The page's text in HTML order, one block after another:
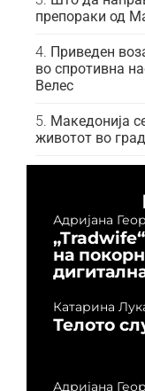
препораки од
Приведен
во спротивна
Велес
Македонија
животот во
Адријана
на
Катарина
Телото
Адријана